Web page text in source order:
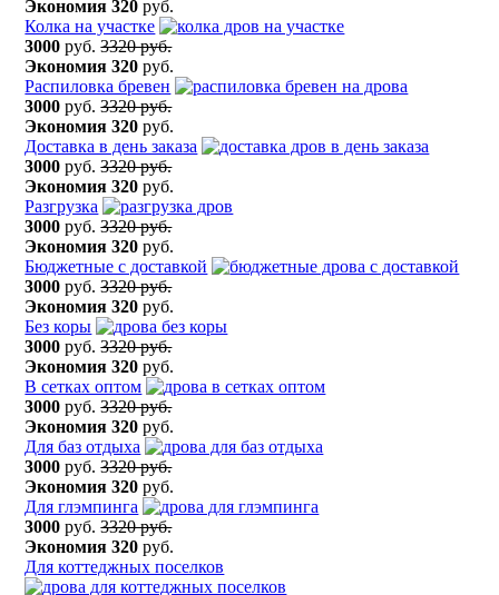
Экономия 320 руб.
Колка на участке
3000 руб.3320 руб.
Экономия 320 руб.
Распиловка бревен
3000 руб.3320 руб.
Экономия 320 руб.
Доставка в день заказа
3000 руб.3320 руб.
Экономия 320 руб.
Разгрузка
3000 руб.3320 руб.
Экономия 320 руб.
Бюджетные с доставкой
3000 руб.3320 руб.
Экономия 320 руб.
Без коры
3000 руб.3320 руб.
Экономия 320 руб.
В сетках оптом
3000 руб.3320 руб.
Экономия 320 руб.
Для баз отдыха
3000 руб.3320 руб.
Экономия 320 руб.
Для глэмпинга
3000 руб.3320 руб.
Экономия 320 руб.
Для коттеджных поселков